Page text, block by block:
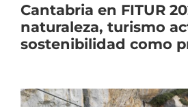
Cantabria en FITUR
naturaleza, turismo
sostenibilidad como